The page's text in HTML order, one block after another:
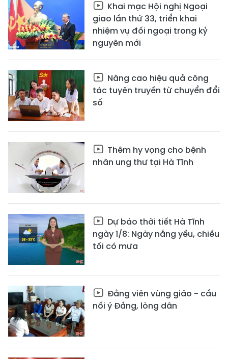
Khai mạc Hội nghị Ngoại
giao lần thứ 33, triển khai
nhiệm vụ đối ngoại trong kỷ
nguyên mới
Nâng cao hiệu quả công
tác tuyên truyền từ chuyển đổi
số
Thêm hy vọng cho bệnh
nhân ung thư tại Hà Tĩnh
Dự báo thời tiết Hà Tĩnh
ngày 1/8: Ngày nắng yếu, chiều
tối có mưa
Đảng viên vùng giáo - cầu
nối ý Đảng, lòng dân